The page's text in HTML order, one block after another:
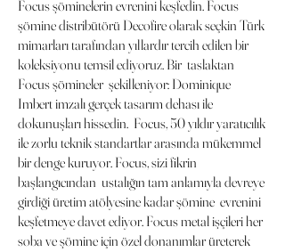
Focus şöminelerin evrenini keşfedin. Focus
şömine distribütörü Decofire olarak seçkin Türk
mimarları tarafından yıllardır tercih edilen bir
koleksiyonu temsil ediyoruz. Bir taslaktan
Focus şömineler şekilleniyor: Dominique
Imbert imzalı gerçek tasarım dehası ile
dokunuşları hissedin. Focus, 50 yıldır yaratıcılık
ile zorlu teknik standartlar arasında mükemmel
bir denge kuruyor. Focus, sizi fikrin
başlangıcından ustalığın tam anlamıyla devreye
girdiği üretim atölyesine kadar şömine evrenini
keşfetmeye davet ediyor. Focus metal işçileri her
soba ve şömine için özel donanımlar üreterek